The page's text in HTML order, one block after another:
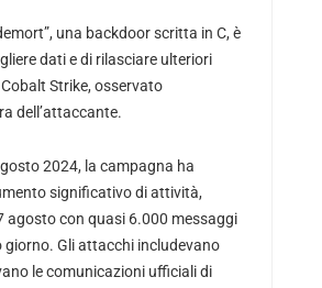
una backdoor scritta in C, è
dati e di rilasciare ulteriori
Strike, osservato
dell’attaccante.
2024, la campagna ha
significativo di attività,
agosto con quasi 6.000 messaggi
giorno. Gli attacchi includevano
le comunicazioni ufficiali di